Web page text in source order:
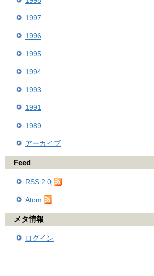
1997
1996
1995
1994
1993
1991
1989
アーカイブ
Feed
RSS 2.0
Atom
メタ情報
ログイン